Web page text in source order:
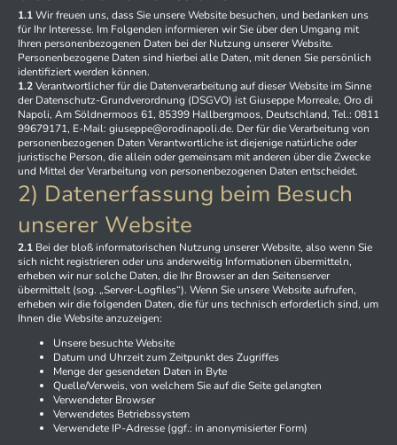
1.1Wir freuen uns, dass Sie unsere Website besuchen, und bedanken uns
für Ihr Interesse. Im Folgenden informieren wir Sie über den Umgang mit
Ihren personenbezogenen Daten bei der Nutzung unserer Website.
Personenbezogene Daten sind hierbei alle Daten, mit denen Sie persönlich
identifiziert werden können.
1.2Verantwortlicher für die Datenverarbeitung auf dieser Website im Sinne
der Datenschutz-Grundverordnung (DSGVO) ist Giuseppe Morreale, Oro di
Napoli, Am Söldnermoos 61, 85399 Hallbergmoos, Deutschland, Tel.: 0811
99679171, E-Mail: giuseppe@orodinapoli.de. Der für die Verarbeitung von
personenbezogenen Daten Verantwortliche ist diejenige natürliche oder
juristische Person, die allein oder gemeinsam mit anderen über die Zwecke
und Mittel der Verarbeitung von personenbezogenen Daten entscheidet.
2) Datenerfassung beim Besuch
unserer Website
2.1 Bei der bloß informatorischen Nutzung unserer Website, also wenn Sie
sich nicht registrieren oder uns anderweitig Informationen übermitteln,
erheben wir nur solche Daten, die Ihr Browser an den Seitenserver
übermittelt (sog. „Server-Logfiles“). Wenn Sie unsere Website aufrufen,
erheben wir die folgenden Daten, die für uns technisch erforderlich sind, um
Ihnen die Website anzuzeigen:
Unsere besuchte Website
Datum und Uhrzeit zum Zeitpunkt des Zugriffes
Menge der gesendeten Daten in Byte
Quelle/Verweis, von welchem Sie auf die Seite gelangten
Verwendeter Browser
Verwendetes Betriebssystem
Verwendete IP-Adresse (ggf.: in anonymisierter Form)